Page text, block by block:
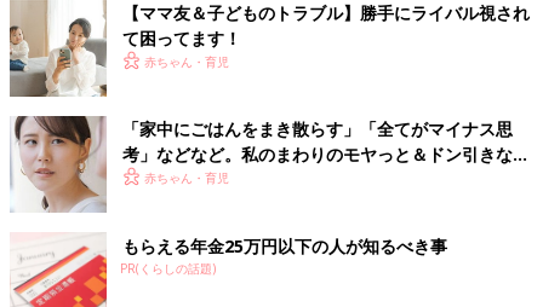
【ママ友＆子どものトラブル】勝手にライバル視され
て困ってます！
赤ちゃん・育児
「家中にごはんをまき散らす」「全てがマイナス思
考」などなど。私のまわりのモヤっと＆ドン引きなマ
マ友・パパ友
赤ちゃん・育児
もらえる年金25万円以下の人が知るべき事
PR(くらしの話題)